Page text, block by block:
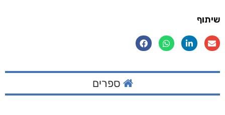
שיתוף
ספרים